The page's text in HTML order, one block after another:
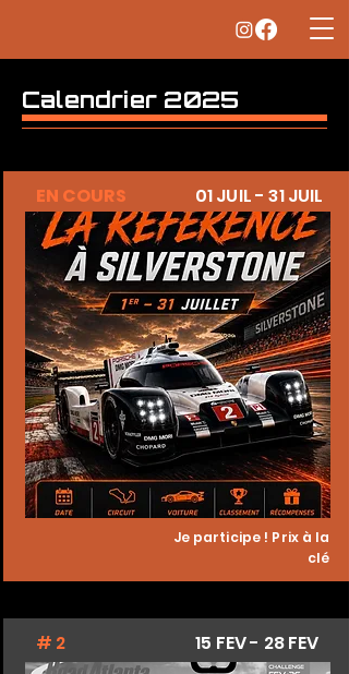
Calendrier 2025
EN COURS 01 JUIL - 31 JUIL
Je participe ! Prix à la
clé
# 2 15 FEV - 28 FEV